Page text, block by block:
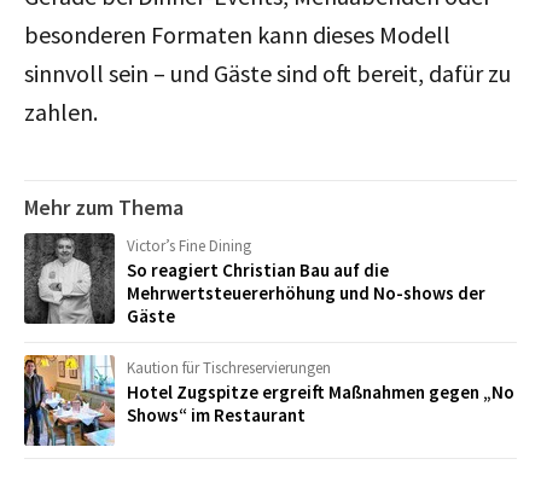
besonderen Formaten kann dieses Modell
sinnvoll sein – und Gäste sind oft bereit, dafür zu
zahlen.
Mehr zum Thema
Victor’s Fine Dining
So reagiert Christian Bau auf die
Mehrwertsteuererhöhung und No-shows der
Gäste
Kaution für Tischreservierungen
Hotel Zugspitze ergreift Maßnahmen gegen „No
Shows“ im Restaurant